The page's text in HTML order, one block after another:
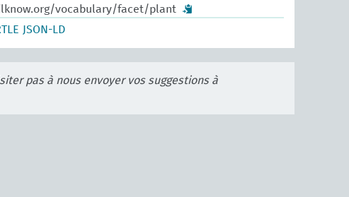
vocabulary/facet/plant
JSON-LD
pas à nous envoyer vos suggestions à